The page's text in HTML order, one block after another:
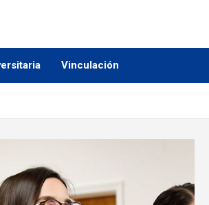
Vinculación